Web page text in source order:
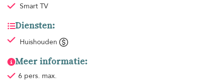
Smart TV
Diensten:
Huishouden
Meer informatie:
6 pers. max.